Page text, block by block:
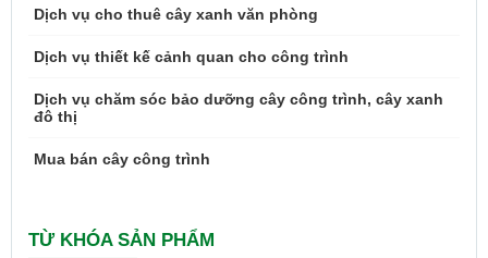
Dịch vụ cho thuê cây xanh văn phòng
Dịch vụ thiết kế cảnh quan cho công trình
Dịch vụ chăm sóc bảo dưỡng cây công trình, cây xanh
đô thị
Mua bán cây công trình
TỪ KHÓA SẢN PHẨM